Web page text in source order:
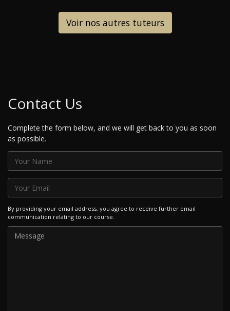
Voir nos autres tuteurs
Contact Us
Complete the form below, and we will get back to you as soon
as possible.
By providing your email address, you agree to receive further email
communication relating to our course.